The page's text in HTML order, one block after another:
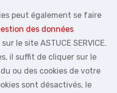
peut également se faire
des données
le site ASTUCE SERVICE.
il suffit de cliquer sur le
ou des cookies de votre
sont désactivés, le